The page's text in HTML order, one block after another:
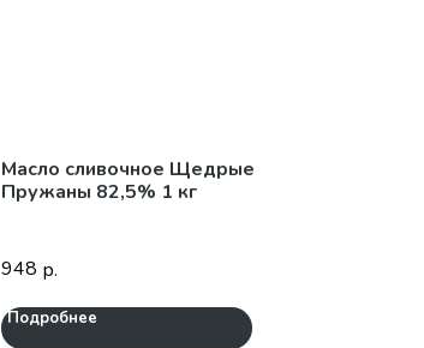
Масло сливочное Щедрые
Пружаны 82,5% 1 кг
948 р.
Подробнее